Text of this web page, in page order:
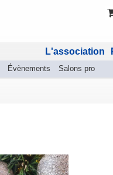
Évènements Salons pro
L'association